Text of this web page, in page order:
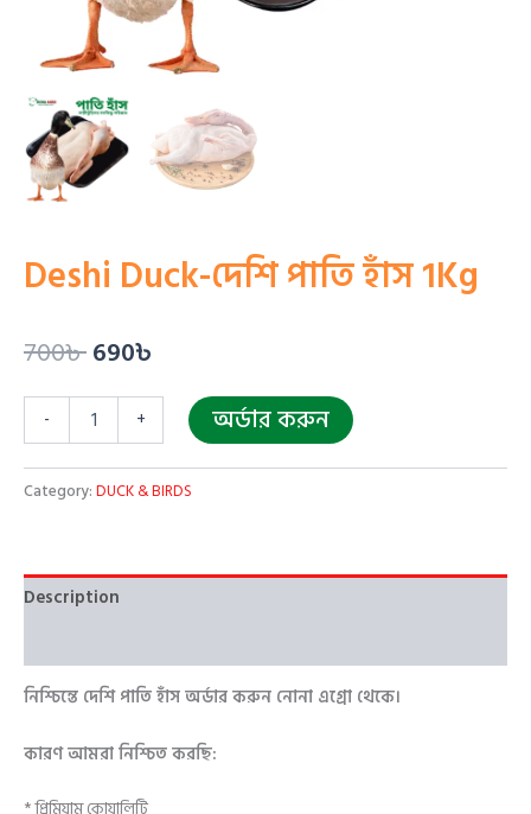
Deshi Duck-দেশি পাতি হাঁস 1Kg
700৳690৳
- + অর্ডার করুন
Category:DUCK & BIRDS
Description
নিশ্চিন্তে দেশি পাতি হাঁস অর্ডার করুন নোনা এগ্রো থেকে।
কারণ আমরা নিশ্চিত করছি: